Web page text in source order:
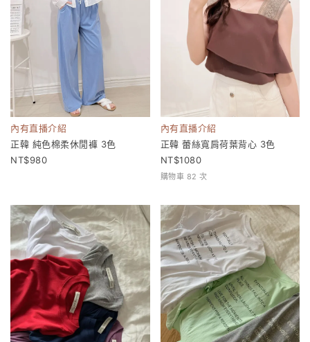
內有直播介紹
正韓 純色棉柔休閒褲 3色
980
內有直播介紹
正韓 蕾絲寬肩荷葉背心 3色
1080
購物車 82 次